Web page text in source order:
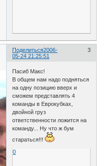
Поделиться 3
2006-
05-24 21:25:51
Пасиб Макс!
В общем нам надо подняться
на одну позицию вверх и
сможем представлять 4
команды в Еврокубках,
двойной груз
ответственности ложится на
команду... Ну что ж бум
стараться!!!
0